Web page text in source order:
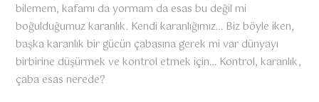
bilemem, kafamı da yormam da esas bu değil mi
boğulduğumuz karanlık. Kendi karanlığımız… Biz böyle iken,
başka karanlık bir gücün çabasına gerek mi var dünyayı
birbirine düşürmek ve kontrol etmek için… Kontrol, karanlık,
çaba esas nerede?